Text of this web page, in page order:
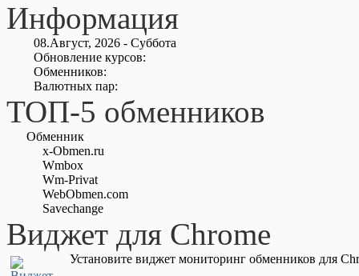
Информация
08.Август, 2026 - Суббота
Обновление курсов:
Обменников:
Валютных пар:
ТОП-5 обменников
Обменник
x-Obmen.ru
Wmbox
Wm-Privat
WebObmen.com
Savechange
Виджет для Chrome
Установите виджет мониторинг обменников для